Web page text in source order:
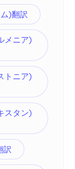
)翻訳
メニア)
トニア)
スタン)
訳